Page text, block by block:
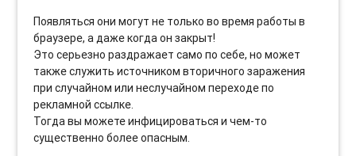
Появляться они могут не только во время работы в
браузере, а даже когда он закрыт!
Это серьезно раздражает само по себе, но может
также служить источником вторичного заражения
при случайном или неслучайном переходе по
рекламной ссылке.
Тогда вы можете инфицироваться и чем-то
существенно более опасным.